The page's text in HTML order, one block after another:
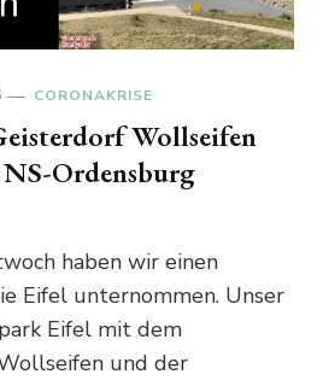
CORONAKRISE
Wollseifen
Ordensburg
haben wir einen
Eifel unternommen. Unser
Eifel mit dem
und der